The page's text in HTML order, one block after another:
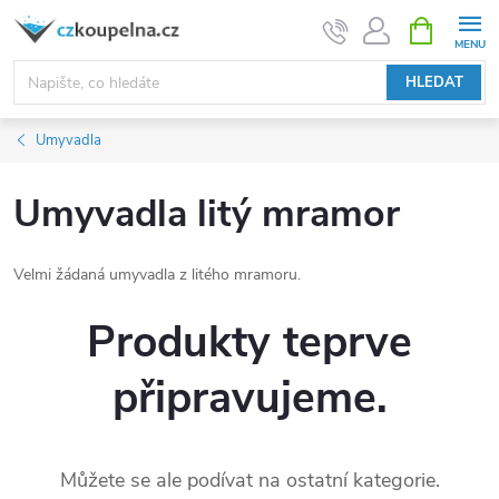
Přejít
obsah
HLEDAT
NÁKUPNÍ
KOŠÍK
Umyvadla
Umyvadla litý mramor
Velmi žádaná umyvadla z litého mramoru.
Produkty teprve
připravujeme.
Můžete se ale podívat na ostatní kategorie.